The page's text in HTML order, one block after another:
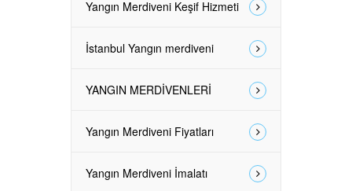
Yangın Merdiveni Keşif Hizmeti
İstanbul Yangın merdiveni
YANGIN MERDİVENLERİ
Yangın Merdiveni Fiyatları
Yangın Merdiveni İmalatı